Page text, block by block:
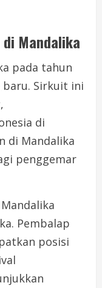
Mandalika
pada tahun
baru. Sirkuit ini
di
di Mandalika
penggemar
Pembalap
posisi